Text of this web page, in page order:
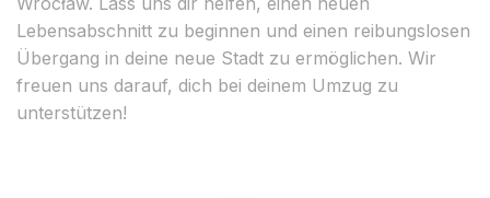
Lebensabschnitt zu beginnen und einen reibungslosen
Übergang in deine neue Stadt zu ermöglichen. Wir
freuen uns darauf, dich bei deinem Umzug zu
unterstützen!